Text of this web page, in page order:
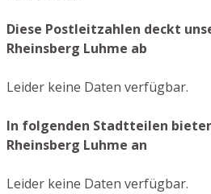
Diese Postleitzahlen deckt
Rheinsberg Luhme ab
Leider keine Daten verfügbar.
In folgenden Stadtteilen
Rheinsberg Luhme an
Leider keine Daten verfügbar.